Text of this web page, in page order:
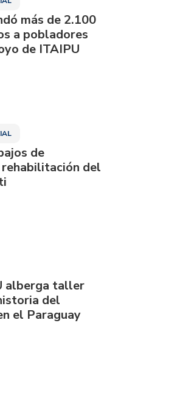
más de 2.100
a pobladores
de ITAIPU
de
del
alberga taller
del
el Paraguay